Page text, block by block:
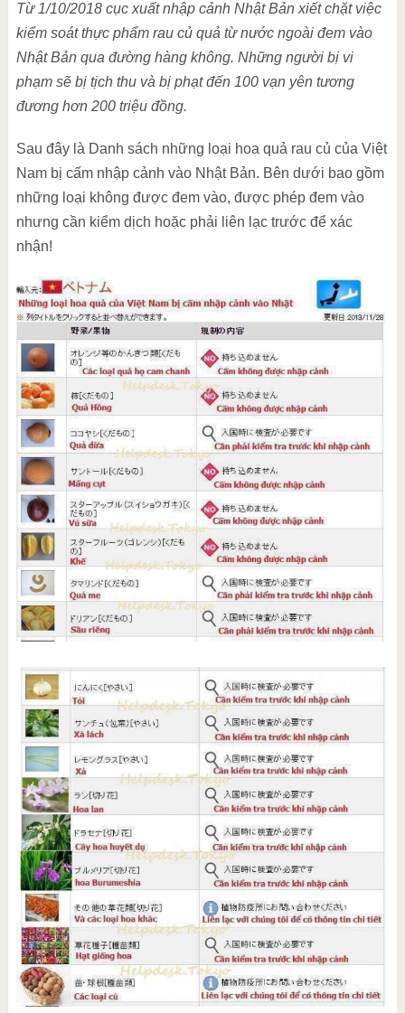
Từ 1/10/2018 cục xuất nhập cảnh Nhật Bản xiết chặt việc
kiểm soát thực phẩm rau củ quả từ nước ngoài đem vào
Nhật Bản qua đường hàng không. Những người bị vi
phạm sẽ bị tịch thu và bị phạt đến 100 vạn yên tương
đương hơn 200 triệu đồng.
Sau đây là Danh sách những loại hoa quả rau củ của Việt
Nam bị cấm nhập cảnh vào Nhật Bản. Bên dưới bao gồm
những loại không được đem vào, được phép đem vào
nhưng cần kiểm dịch hoặc phải liên lạc trước để xác
nhận!